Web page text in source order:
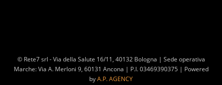
© Rete7 srl - Via della Salute 16/11, 40132 Bologna | Sede operativa
Marche: Via A. Merloni 9, 60131 Ancona | P.I. 03469390375 | Powered
byA.P. AGENCY